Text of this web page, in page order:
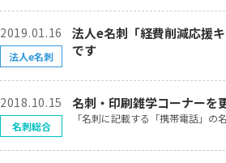
2019.01.16
法人e名刺「経費削減応援
です
法人e名刺
2018.10.15 名刺・印刷雑学コーナーを
「名刺に記載する「携帯電話」の
名刺総合